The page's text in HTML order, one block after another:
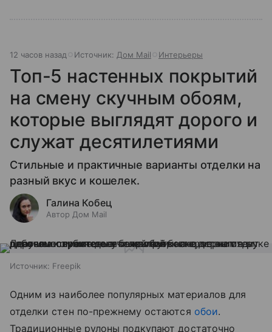
12 часов назад Источник: Дом Mail Интерьеры
Топ-5 настенных покрытий
на смену скучным обоям,
которые выглядят дорого и
служат десятилетиями
Стильные и практичные варианты отделки на
разный вкус и кошелек.
Галина Кобец
Автор Дом Mail
Источник: Freepik
Одним из наиболее популярных материалов для
отделки стен по-прежнему остаются обои.
Традиционные рулоны подкупают достаточно